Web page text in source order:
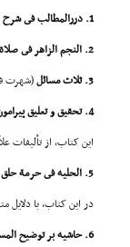
1. دررالمطالب فى شرح المکاسب
2. النجم الزاهر فى صلاة المسافر
3. ثلاث مسائل
(شهرت
4. تحقیق و تعلیق پیرامون کتاب احسن الدلالات.
این کتاب، از
5. الحلیه فى حرمة حلق اللحیه.
در این کتاب، با
6. حاشیه بر توضیح المسائل